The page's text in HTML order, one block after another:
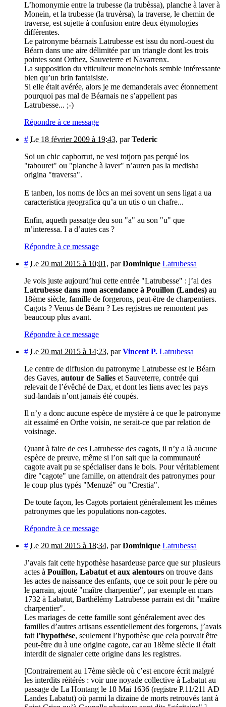
L’homonymie entre la trubesse (la trubèssa), planche à laver à
Monein, et la trubesse (la truvèrsa), la traverse, le chemin de
traverse, est sujette à confusion entre deux étymologies
différentes.
Le patronyme béarnais Latrubesse est issu du nord-ouest du
Béarn dans une aire délimitée par un triangle dont les trois
pointes sont Orthez, Sauveterre et Navarrenx.
La supposition du viticulteur moneinchois semble intéressante
bien qu’un brin fantaisiste.
Si elle était avérée, alors je me demanderais avec étonnement
pourquoi pas mal de Béarnais ne s’appellent pas
Latrubesse... ;-)
Répondre à ce message
# Le 18 février 2009 à 19:43, parTederic
Soi un chic capborrut, ne vesi totjorn pas perqué los
"tabouret" ou "planche à laver" n’auren pas la medisha
origina "traversa".
E tanben, los noms de lòcs an mei sovent un sens ligat a ua
caracteristica geografica qu’a un utis o un chafre...
Enfin, aqueth passatge deu son "a" au son "u" que
m’interessa. I a d’autes cas ?
Répondre à ce message
# Le 20 mai 2015 à 10:01 , parDominique Latrubessa
Je vois juste aujourd’hui cette entrée "Latrubesse" : j’ai des
Latrubesse dans mon ascendance à Pouillon (Landes) au
18ème siècle, famille de forgerons, peut-être de charpentiers.
Cagots ? Venus de Béarn ? Les registres ne remontent pas
beaucoup plus avant.
Répondre à ce message
# Le 20 mai 2015 à 14:23, parVincent P. Latrubessa
Le centre de diffusion du patronyme Latrubesse est le Béarn
des Gaves, autour de Salies et Sauveterre, contrée qui
relevait de l’évêché de Dax, et dont les liens avec les pays
sud-landais n’ont jamais été coupés.
Il n’y a donc aucune espèce de mystère à ce que le patronyme
ait essaimé en Orthe voisin, ne serait-ce que par relation de
voisinage.
Quant à faire de ces Latrubesse des cagots, il n’y a là aucune
espèce de preuve, même si l’on sait que la communauté
cagote avait pu se spécialiser dans le bois. Pour véritablement
dire "cagote" une famille, on attendrait des patronymes pour
le coup plus typés "Menuzé" ou "Crestia".
De toute façon, les Cagots portaient généralement les mêmes
patronymes que les populations non-cagotes.
Répondre à ce message
# Le 20 mai 2015 à 18:34, parDominique Latrubessa
J’avais fait cette hypothèse hasardeuse parce que sur plusieurs
actes à Pouillon, Labatut et aux alentours on trouve dans
les actes de naissance des enfants, que ce soit pour le père ou
le parrain, ajouté "maître charpentier", par exemple en mars
1732 à Labatut, Barthélémy Latrubesse parrain est dit "maître
charpentier".
Les mariages de cette famille sont généralement avec des
familles d’autres artisans essentiellement des forgerons, j’avais
fait l’hypothèse, seulement l’hypothèse que cela pouvait être
peut-être du à une origine cagote, car au 18ème siècle il était
interdit de signaler cette origine dans les registres.
[Contrairement au 17ème siècle où c’est encore écrit malgré
les interdits réitérés : voir une noyade collective à Labatut au
passage de La Hontang le 18 Mai 1636 (registre P.11/211 AD
Landes Labatut) où parmi la dizaine de morts retrouvés tant à